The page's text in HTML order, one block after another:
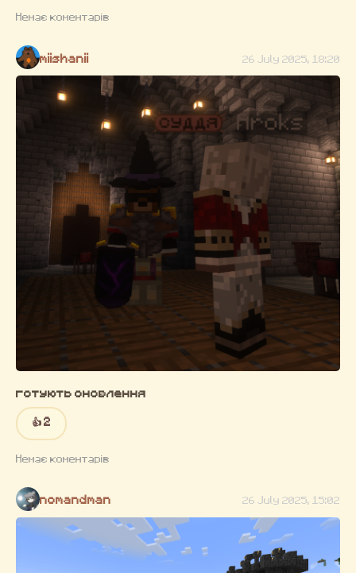
Немає коментарів
miishanii 26 July 2025, 18:20
готують оновлення
👍 2
Немає коментарів
nomandman 26 July 2025, 15:02